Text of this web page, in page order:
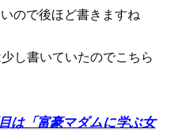
ので後ほど書きますね
し書いていたのでこちら
は「富豪マダムに学ぶ女